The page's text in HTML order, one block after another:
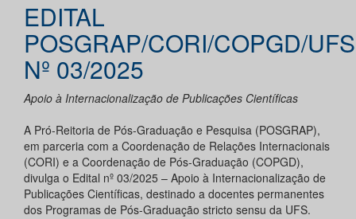
EDITAL
POSGRAP/CORI/COPGD/UFS
Nº 03/2025
Apoio à Internacionalização de Publicações Científicas
A Pró-Reitoria de Pós-Graduação e Pesquisa (POSGRAP),
em parceria com a Coordenação de Relações Internacionais
(CORI) e a Coordenação de Pós-Graduação (COPGD),
divulga o Edital nº 03/2025 – Apoio à Internacionalização de
Publicações Científicas, destinado a docentes permanentes
dos Programas de Pós-Graduação stricto sensu da UFS.